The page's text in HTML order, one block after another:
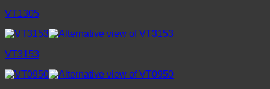
VT1305
VT3153